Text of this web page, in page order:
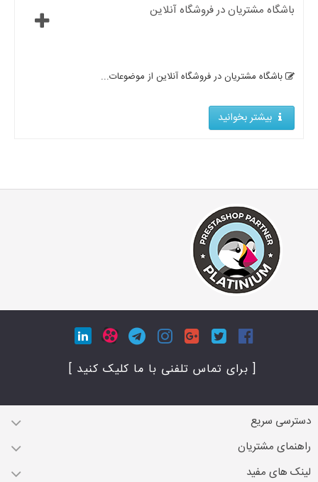
باشگاه مشتریان در فروشگاه آنلاین
باشگاه مشتریان در فروشگاه آنلاین از موضوعات...
بیشتر بخوانید
[ برای تماس تلفنی با ما کلیک کنید ]
دسترسی سریع
راهنمای مشتریان
لینک های مفید